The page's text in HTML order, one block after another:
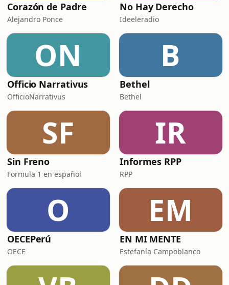
Corazón de Padre
Alejandro Ponce
No Hay Derecho
Ideeleradio
ON
Officio Narrativus
OfficioNarrativus
B
Bethel
Bethel
SF
Sin Freno
Formula 1 en español
IR
Informes RPP
RPP
O
OECEPerú
OECE
EM
EN MI MENTE
Estefanía Campoblanco